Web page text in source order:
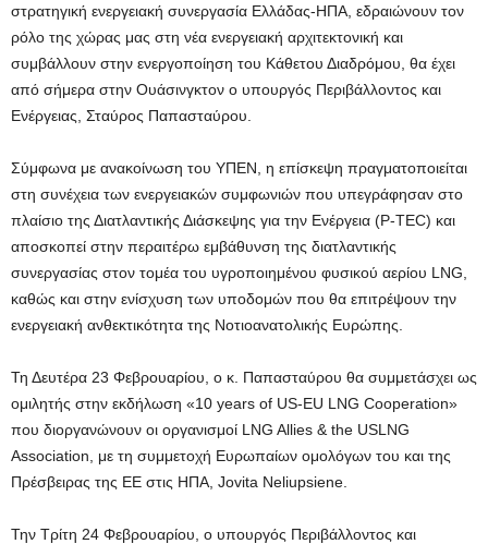
στρατηγική ενεργειακή συνεργασία Ελλάδας-ΗΠΑ, εδραιώνουν τον
ρόλο της χώρας μας στη νέα ενεργειακή αρχιτεκτονική και
συμβάλλουν στην ενεργοποίηση του Κάθετου Διαδρόμου, θα έχει
από σήμερα στην Ουάσινγκτον ο υπουργός Περιβάλλοντος και
Ενέργειας, Σταύρος Παπασταύρου.
Σύμφωνα με ανακοίνωση του ΥΠΕΝ, η επίσκεψη πραγματοποιείται
στη συνέχεια των ενεργειακών συμφωνιών που υπεγράφησαν στο
πλαίσιο της Διατλαντικής Διάσκεψης για την Ενέργεια (P-TEC) και
αποσκοπεί στην περαιτέρω εμβάθυνση της διατλαντικής
συνεργασίας στον τομέα του υγροποιημένου φυσικού αερίου LNG,
καθώς και στην ενίσχυση των υποδομών που θα επιτρέψουν την
ενεργειακή ανθεκτικότητα της Νοτιοανατολικής Ευρώπης.
Τη Δευτέρα 23 Φεβρουαρίου, ο κ. Παπασταύρου θα συμμετάσχει ως
ομιλητής στην εκδήλωση «10 years of US-EU LNG Cooperation»
που διοργανώνουν οι οργανισμοί LNG Allies & the USLNG
Association, με τη συμμετοχή Ευρωπαίων ομολόγων του και της
Πρέσβειρας της ΕΕ στις ΗΠΑ, Jovita Neliupsiene.
Την Τρίτη 24 Φεβρουαρίου, ο υπουργός Περιβάλλοντος και